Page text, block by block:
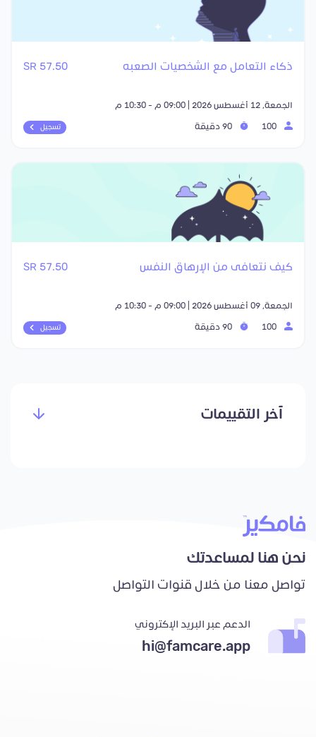
ذكاء التعامل مع الشخصيات الصعبه 57.50 SR
الجمعة, 12 أغسطس 2026 | 09:00 م - 10:30 م
تسجيل
كيف نتعافى من الإرهاق النفس 57.50 SR
الجمعة, 09 أغسطس 2026 | 09:00 م - 10:30 م
تسجيل
آخر التقييمات
نحن هنا لمساعدتك
تواصل معنا من خلال قنوات التواصل
الدعم عبر البريد الإكتروني
hi@famcare.app